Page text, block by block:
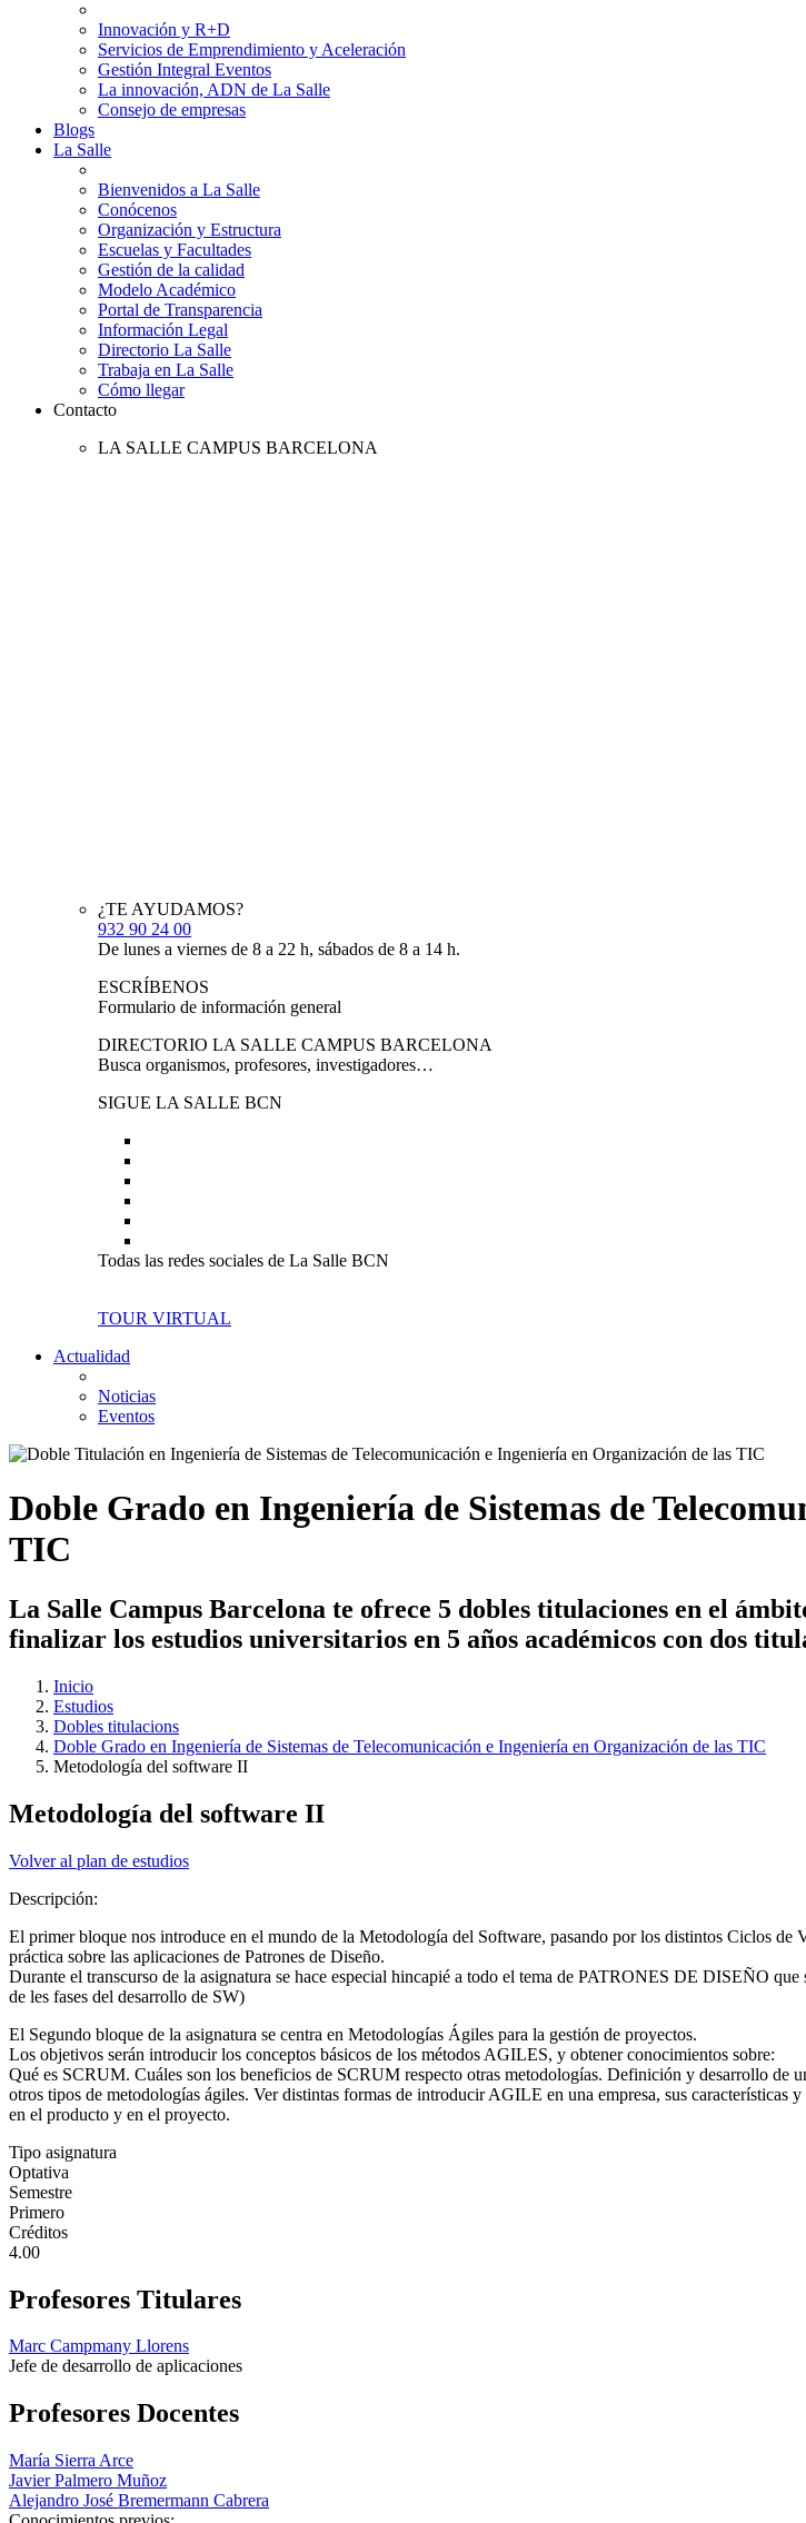
Innovación y R+D
Servicios de Emprendimiento y Aceleración
Gestión Integral Eventos
La innovación, ADN de La Salle
Consejo de empresas
Blogs
La Salle
Bienvenidos a La Salle
Conócenos
Organización y Estructura
Escuelas y Facultades
Gestión de la calidad
Modelo Académico
Portal de Transparencia
Información Legal
Directorio La Salle
Trabaja en La Salle
Cómo llegar
Contacto
LA SALLE CAMPUS BARCELONA
¿TE AYUDAMOS?
932 90 24 00
De lunes a viernes de 8 a 22 h, sábados de 8 a 14 h.
ESCRÍBENOS
Formulario de información general
DIRECTORIO LA SALLE CAMPUS BARCELONA
Busca organismos, profesores, investigadores…
SIGUE LA SALLE BCN
Todas las redes sociales de La Salle BCN
TOUR VIRTUAL
Actualidad
Noticias
Eventos
Doble Grado en Ingeniería de Sistemas de
TIC
La Salle Campus Barcelona te ofrece 5 dobles titulaciones en el
finalizar los estudios universitarios en 5 años académicos con dos
Inicio
Estudios
Dobles titulacions
Doble Grado en Ingeniería de Sistemas de Telecomunicación e Ingeniería en Organización de las TIC
Metodología del software II
Metodología del software II
Volver al plan de estudios
Descripción:
El primer bloque nos introduce en el mundo de la Metodología del Software, pasando por los distintos Ciclos de
práctica sobre las aplicaciones de Patrones de Diseño.
Durante el transcurso de la asignatura se hace especial hincapié a todo el tema de PATRONES DE DISEÑO
de les fases del desarrollo de SW)
El Segundo bloque de la asignatura se centra en Metodologías Ágiles para la gestión de proyectos.
Los objetivos serán introducir los conceptos básicos de los métodos AGILES, y obtener conocimientos sobre:
Qué es SCRUM. Cuáles son los beneficios de SCRUM respecto otras metodologías. Definición y desarrollo
otros tipos de metodologías ágiles. Ver distintas formas de introducir AGILE en una empresa, sus características
en el producto y en el proyecto.
Tipo asignatura
Optativa
Semestre
Primero
Créditos
4.00
Profesores Titulares
Marc Campmany Llorens
Jefe de desarrollo de aplicaciones
Profesores Docentes
María Sierra Arce
Javier Palmero Muñoz
Alejandro José Bremermann Cabrera